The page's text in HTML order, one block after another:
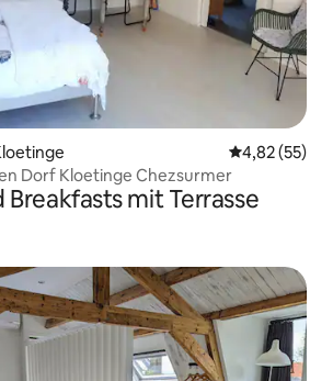
4,82 (55)
Dorf Kloetinge Chezsurmer
Breakfasts mit Terrasse